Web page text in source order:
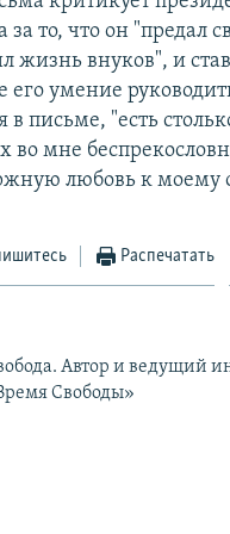
за то, что он "предал
жизнь внуков", и
его умение
в письме, "есть
во мне
любовь к моему
Распечатать
Автор и ведущий
Свободы»